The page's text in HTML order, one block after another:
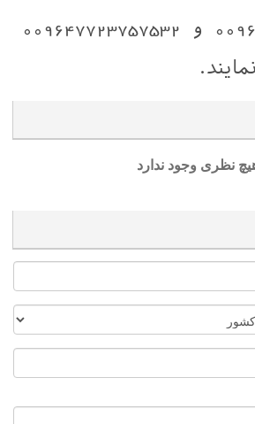
009647728243600 و 009647723757532
نظری وجود ندارد